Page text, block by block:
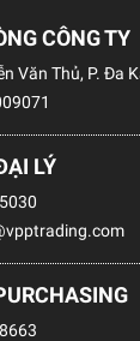
CÔNG TY
Văn Thủ, P. Đa
LÝ